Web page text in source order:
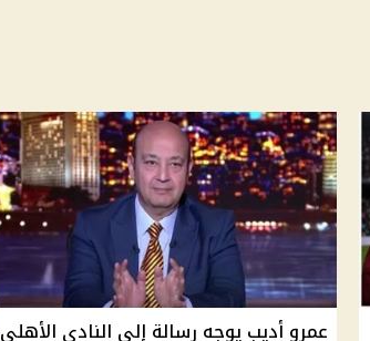
عمرو أديب يوجه رسالة إلى النادي الأهلي